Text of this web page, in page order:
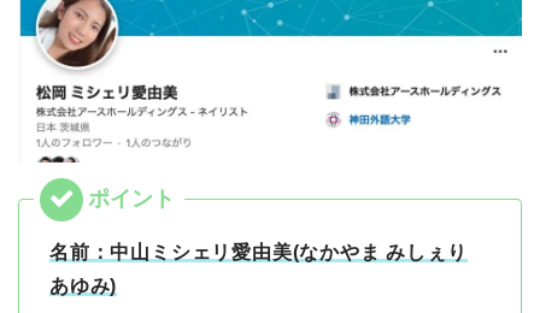
名前：中山ミシェリ愛由美(なかやま みしぇり
あゆみ)